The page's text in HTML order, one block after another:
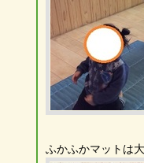
ふかふかマットは